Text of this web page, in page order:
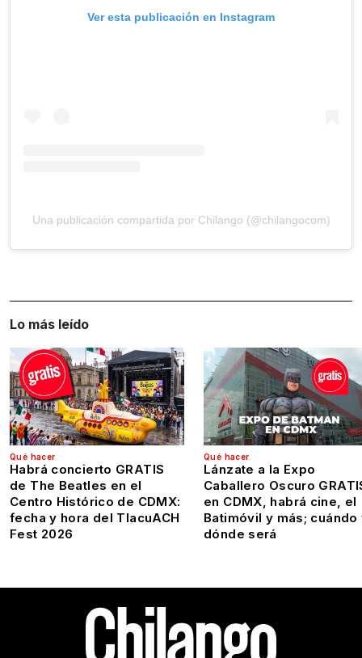
Ver esta publicación en Instagram
Una publicación compartida por Chilango (@chilangocom)
Lo más leído
Qué hacer
Habrá concierto GRATIS
de The Beatles en el
Centro Histórico de CDMX:
fecha y hora del TlacuACH
Fest 2026
Qué hacer
Lánzate a la Expo
Caballero Oscuro
en CDMX, habrá cine, el
Batimóvil y más; cuándo
dónde será